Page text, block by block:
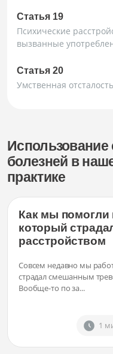
Статья 19
Психические
вызванные
Статья 20
Умственная отсталость
Использование
болезней в
практике
Как мы помогли
который
расстройством
Совсем недавно мы
страдал смешанным
Вообще-то по за...
1